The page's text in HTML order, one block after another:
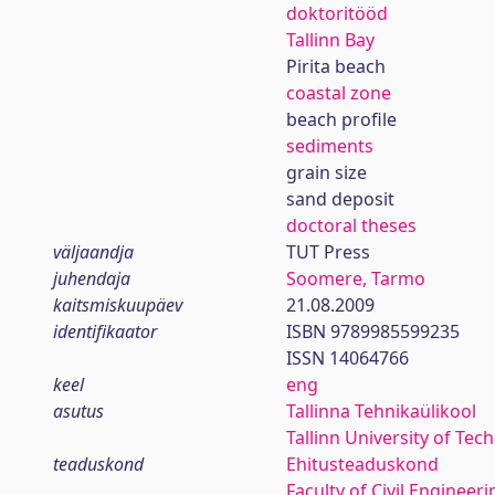
doktoritööd
Tallinn Bay
Pirita beach
coastal zone
beach profile
sediments
grain size
sand deposit
doctoral theses
väljaandja
TUT Press
juhendaja
Soomere, Tarmo
kaitsmiskuupäev
21.08.2009
identifikaator
ISBN 9789985599235
ISSN 14064766
keel
eng
asutus
Tallinna Tehnikaülikool
Tallinn University of
teaduskond
Ehitusteaduskond